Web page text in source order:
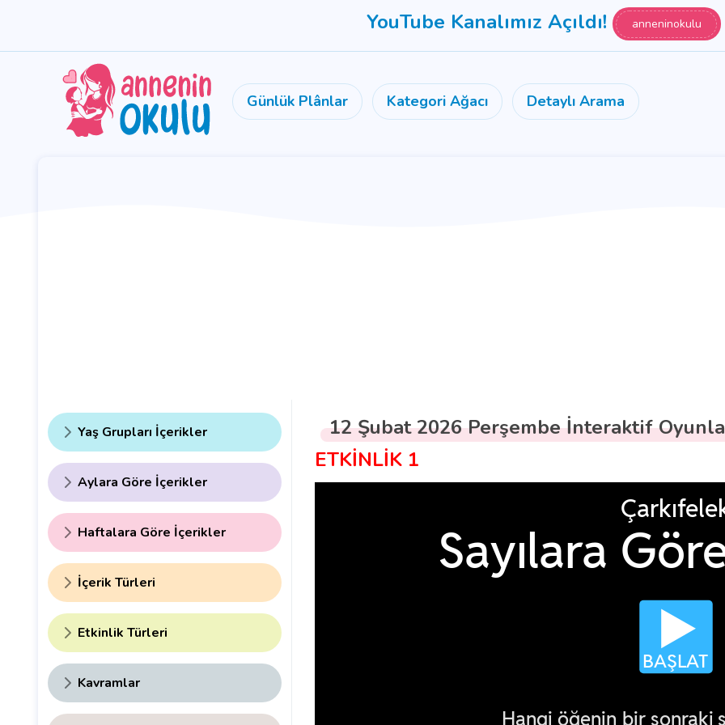
YouTube Kanalımız Açıldı! anneninokulu
Günlük Plânlar Kategori Ağacı Detaylı Arama
Yaş Grupları İçerikler
Aylara Göre İçerikler
Haftalara Göre İçerikler
İçerik Türleri
Etkinlik Türleri
Kavramlar
12 Şubat 2026 Perşembe İnteraktif
ETKİNLİK 1